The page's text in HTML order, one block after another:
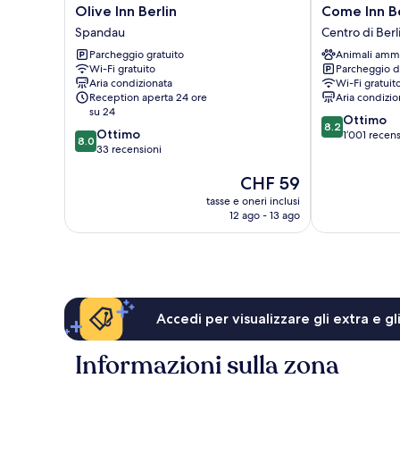
Olive
Inn
Berlin
Spandau
Olive Inn Berlin
Spandau
Parcheggio gratuito
Wi-Fi gratuito
Aria condizionata
Reception aperta 24 ore
su 24
8.0
su
8.0 Ottimo
33 recensioni
Il
prezzo
attuale
CHF 59
tasse e oneri inclusi
12 ago - 13 ago
Come
Inn
Berlin
Centro
di
Berlino
ovest
Come Inn
Centro di
Animali
Parcheggio
Wi-Fi
Aria
8.2
su
8.2 Ottimo
1’001
Accedi per visualizzare gli extra e
Informazioni sulla zona